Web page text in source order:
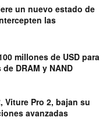
un nuevo estado de
las
millones de USD para
DRAM y NAND
Viture Pro 2, bajan su
avanzadas